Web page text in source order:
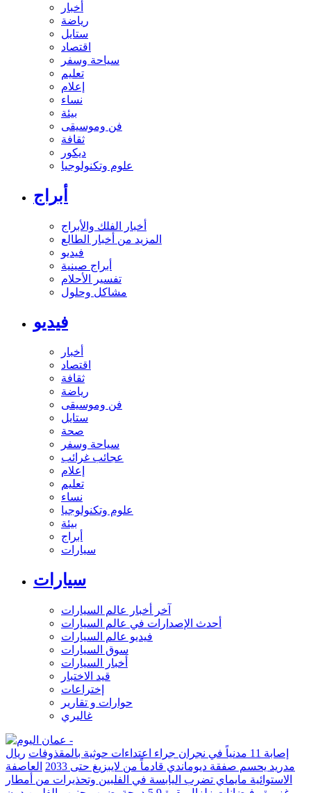
أخبار
رياضة
ستايل
اقتصاد
سياحة وسفر
تعليم
إعلام
نساء
بيئة
فن وموسيقى
ثقافة
ديكور
علوم وتكنولوجيا
أبراج
أخبار الفلك والأبراج
المزيد من أخبار الطالع
فيديو
أبراج صينية
تفسير الأحلام
مشاكل وحلول
فيديو
أخبار
اقتصاد
ثقافة
رياضة
فن وموسيقى
ستايل
صحة
سياحة وسفر
عجائب غرائب
إعلام
تعليم
نساء
علوم وتكنولوجيا
بيئة
أبراج
سيارات
سيارات
آخر أخبار عالم السيارات
أحدث الإصدارات في عالم السيارات
فيديو عالم السيارات
سوق السيارات
أخبار السيارات
قيد الاختبار
إختراعات
حوارات و تقارير
غاليري
إصابة 11 مدنياً في نجران جراء اعتداءات حوثية بالمقذوفات
ريال
مدريد يحسم صفقة ديوماندي قادماً من لايبزيغ حتى 2033
العاصفة
الاستوائية مايماي تضرب اليابسة في الفلبين وتحذيرات من أمطار